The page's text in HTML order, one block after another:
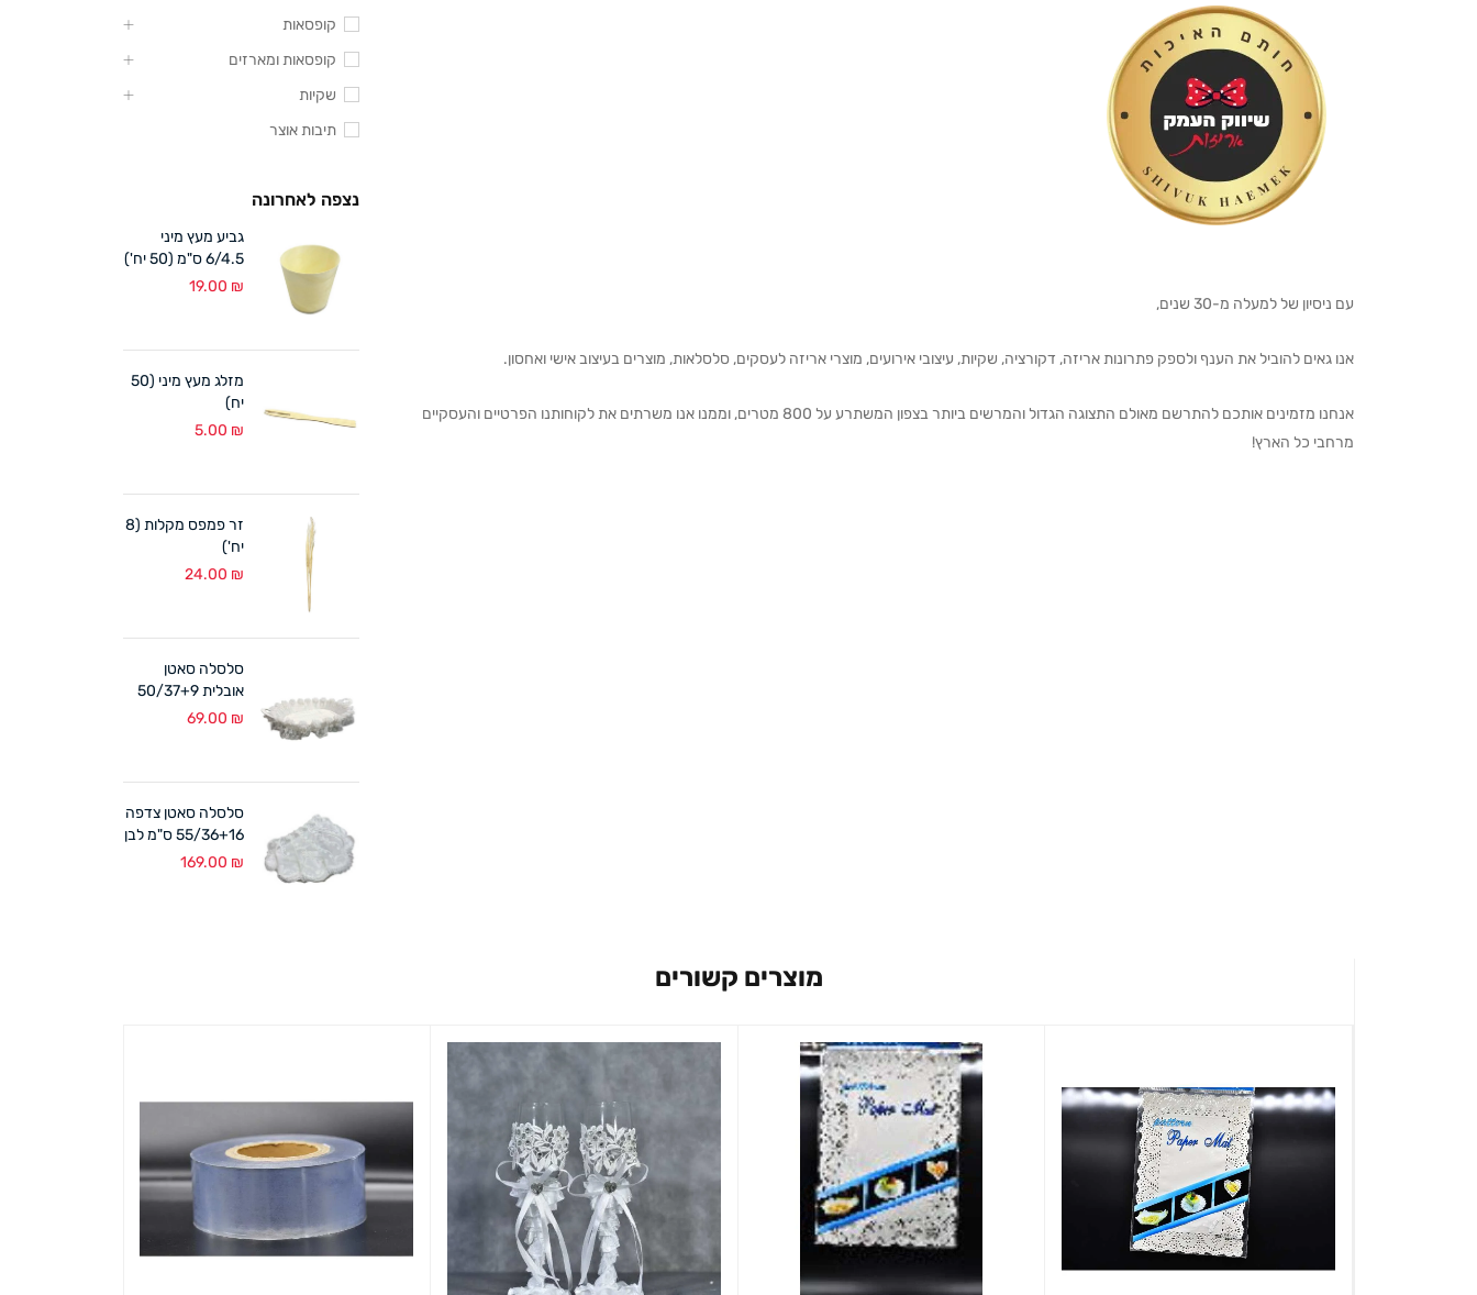
עם ניסיון של למעלה מ-30 שנים,
אנו גאים להוביל את הענף ולספק פתרונות אריזה, דקורציה, שקיות, עיצובי אירועים, מוצרי אריזה לעסקים, סלסלאות, מוצרים בעיצוב אישי ואחסון.
אנחנו מזמינים אותכם להתרשם מאולם התצוגה הגדול והמרשים ביותר בצפון המשתרע על 800 מטרים, וממנו אנו משרתים את לקוחותנו הפרטיים והעסקיים
מרחבי כל הארץ!
קופסאות
קופסאות ומארזים
שקיות
תיבות אוצר
נצפה לאחרונה
גביע מעץ מיני
6/4.5 ס"מ (50 יח')
19.00 ₪
מזלג מעץ מיני (50
יח)
5.00 ₪
זר פמפס מקלות (8
יח')
24.00 ₪
סלסלה סאטן
אובלית 50/37+9
ס"מ לבן
69.00 ₪
סלסלה סאטן צדפה
55/36+16 ס"מ לבן
169.00 ₪
מוצרים קשורים